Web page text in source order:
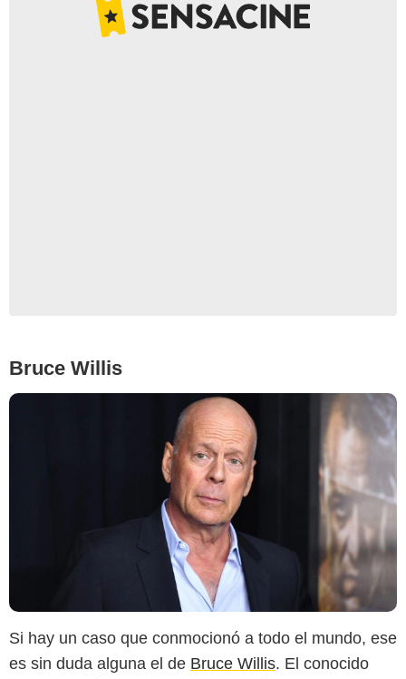
Bruce Willis
Si hay un caso que conmocionó a todo el mundo, ese
es sin duda alguna el de Bruce Willis. El conocido